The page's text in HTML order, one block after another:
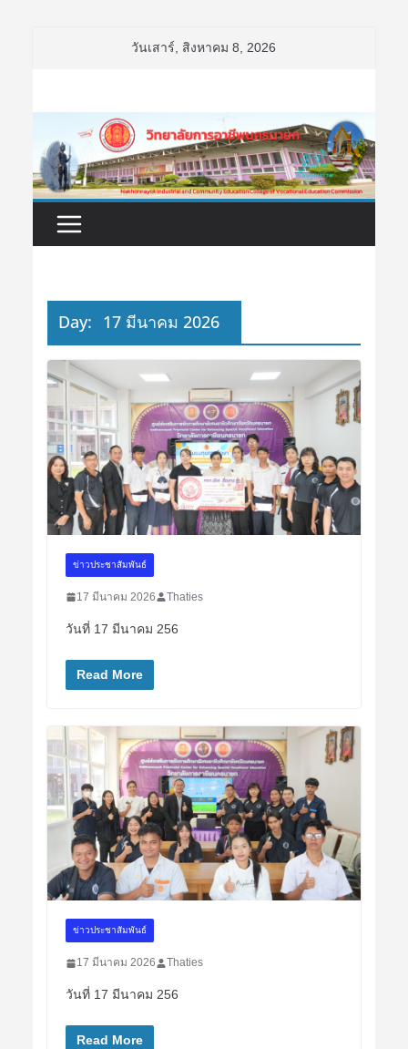
วันเสาร์, สิงหาคม 8, 2026
Day: 17 มีนาคม 2026
ข่าวประชาสัมพันธ์
17 มีนาคม 2026 Thaties
วันที่ 17 มีนาคม 256
Read More
ข่าวประชาสัมพันธ์
17 มีนาคม 2026 Thaties
วันที่ 17 มีนาคม 256
Read More